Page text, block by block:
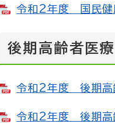
令和2年度 国民健
後期高齢者医
令和2年度 後期高
令和2年度 後期高